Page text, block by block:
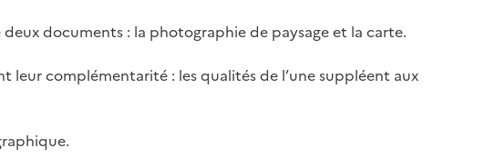
deux documents : la photographie de paysage et la carte.
leur complémentarité : les qualités de l’une suppléent aux